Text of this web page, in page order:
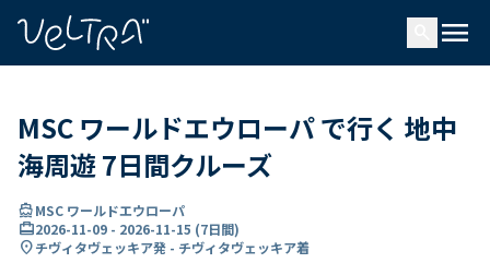
menu
MSC ワールドエウローパ で行く 地中
海周遊 7日間クルーズ
directions_boatMSC ワールドエウローパ
card_travel2026-11-09 - 2026-11-15 (7日間)
location_onチヴィタヴェッキア発 - チヴィタヴェッキア着